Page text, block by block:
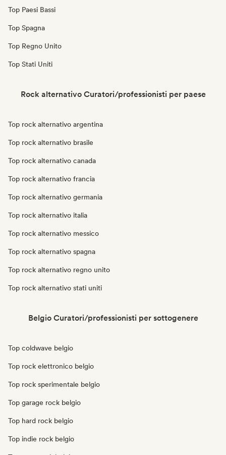
Top Paesi Bassi
Top Spagna
Top Regno Unito
Top Stati Uniti
Rock alternativo Curatori/professionisti per paese
Top rock alternativo argentina
Top rock alternativo brasile
Top rock alternativo canada
Top rock alternativo francia
Top rock alternativo germania
Top rock alternativo italia
Top rock alternativo messico
Top rock alternativo spagna
Top rock alternativo regno unito
Top rock alternativo stati uniti
Belgio Curatori/professionisti per sottogenere
Top coldwave belgio
Top rock elettronico belgio
Top rock sperimentale belgio
Top garage rock belgio
Top hard rock belgio
Top indie rock belgio